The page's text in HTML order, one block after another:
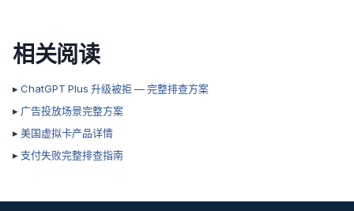
相关阅读
▸ChatGPT Plus 升级被拒 — 完整排查方案
▸ 广告投放场景完整方案
▸美国虚拟卡产品详情
▸ 支付失败完整排查指南